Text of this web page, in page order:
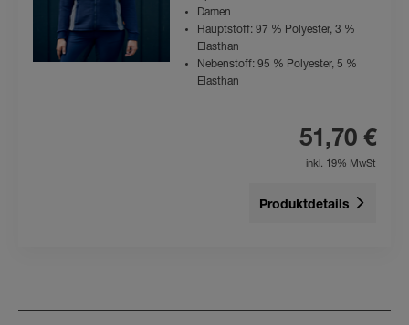
Damen
Hauptstoff: 97 % Polyester, 3 %
Elasthan
Nebenstoff: 95 % Polyester, 5 %
Elasthan
51,70 €
inkl. 19% MwSt
Produktdetails